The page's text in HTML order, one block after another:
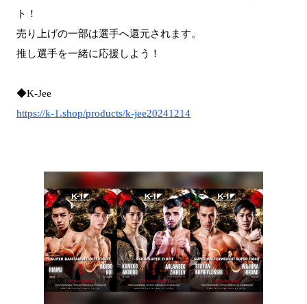
ト！
売り上げの一部は選手へ還元されます。
推し選手を一緒に応援しよう！
◆K-Jee
https://k-1.shop/products/k-jee20241214